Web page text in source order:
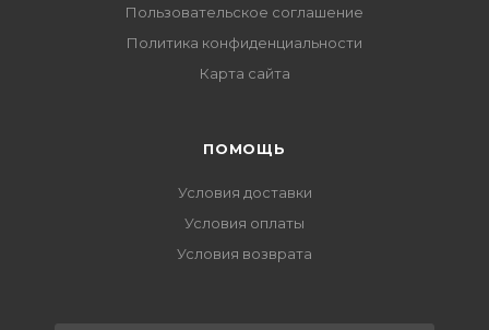
Пользовательское соглашение
Политика конфиденциальности
Карта сайта
ПОМОЩЬ
Условия доставки
Условия оплаты
Условия возврата